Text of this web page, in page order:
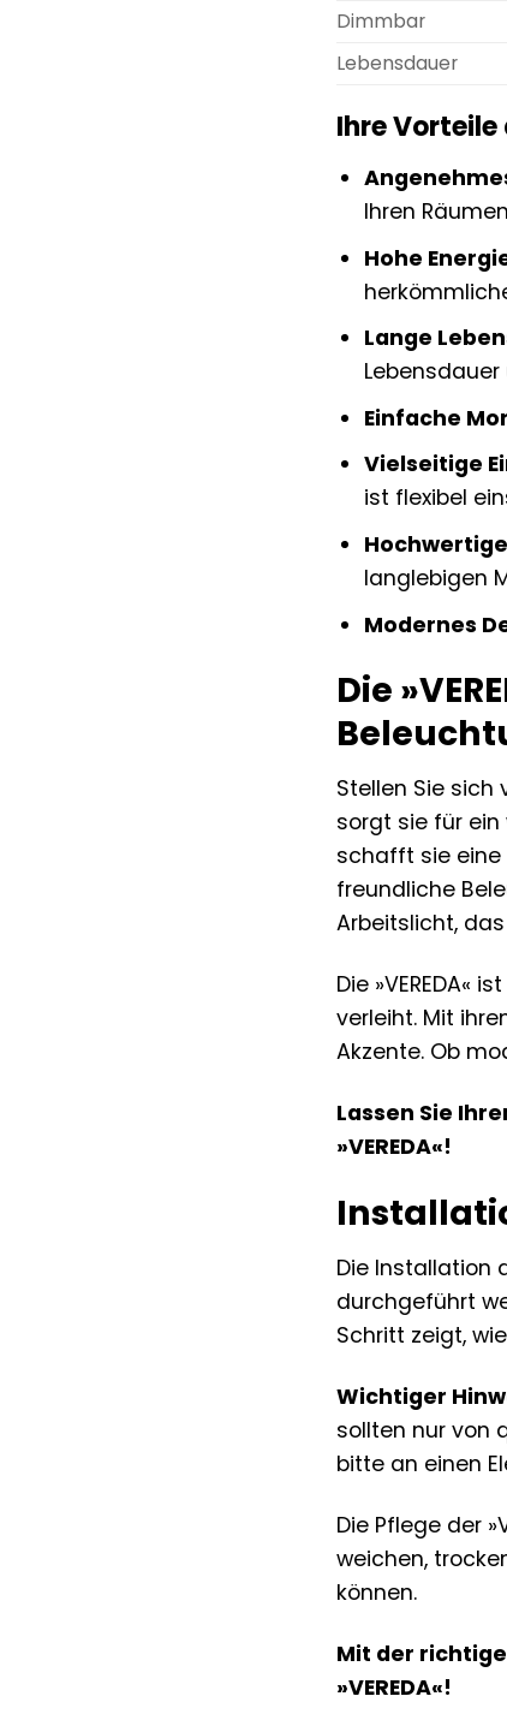
Dimmbar
Lebensdauer
Ihre Vorteile
Ihren
Hohe
Lange
Einfache
Vielseitige
ist flexibel
langlebigen
Modernes
Die
Stellen Sie sich
sorgt sie für
schafft sie eine
freundliche
Arbeitslicht,
Die »VEREDA«
verleiht. Mit
Akzente. Ob
Lassen Sie
»VEREDA«!
Die Installation
durchgeführt
Schritt zeigt,
Wichtiger
sollten nur von
bitte an einen
Die Pflege der
weichen,
können.
Mit der
»VEREDA«!